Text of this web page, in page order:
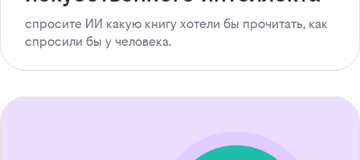
спросите ИИ какую книгу хотели бы прочитать, как
спросили бы у человека.